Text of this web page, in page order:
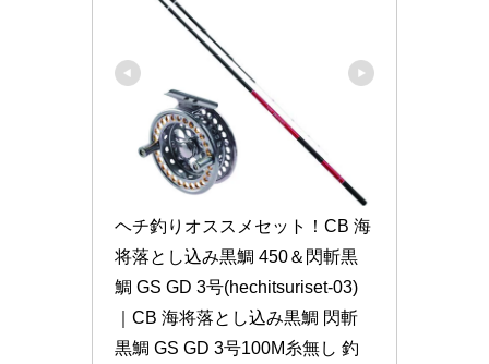
ヘチ釣りオススメセット！CB 海
将落とし込み黒鯛 450＆閃斬黒
鯛 GS GD 3号(hechitsuriset-03)
｜CB 海将落とし込み黒鯛 閃斬
黒鯛 GS GD 3号100M糸無し 釣